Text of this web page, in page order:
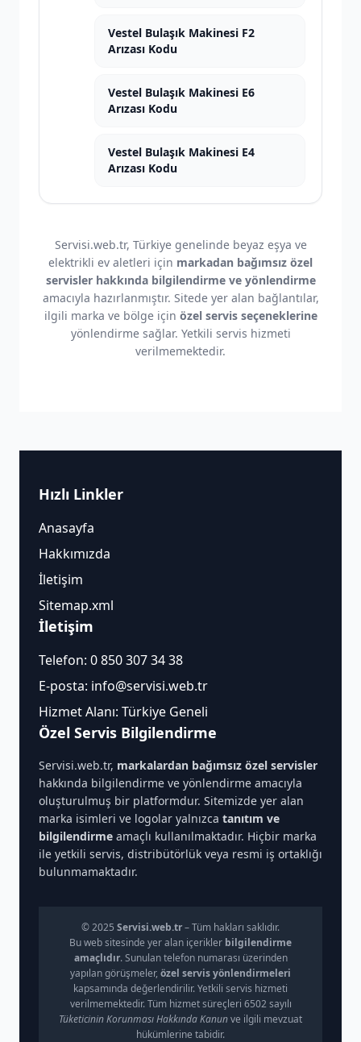
Vestel Bulaşık Makinesi F2
Arızası Kodu
Vestel Bulaşık Makinesi E6
Arızası Kodu
Vestel Bulaşık Makinesi E4
Arızası Kodu
Servisi.web.tr, Türkiye genelinde beyaz eşya ve
elektrikli ev aletleri için markadan bağımsız özel
servisler hakkında bilgilendirme ve yönlendirme
amacıyla hazırlanmıştır. Sitede yer alan bağlantılar,
ilgili marka ve bölge için özel servis seçeneklerine
yönlendirme sağlar. Yetkili servis hizmeti
verilmemektedir.
Hızlı Linkler
Anasayfa
Hakkımızda
İletişim
Sitemap.xml
İletişim
Telefon: 0 850 307 34 38
E-posta: info@servisi.web.tr
Hizmet Alanı: Türkiye Geneli
Özel Servis Bilgilendirme
Servisi.web.tr, markalardan bağımsız özel servisler
hakkında bilgilendirme ve yönlendirme amacıyla
oluşturulmuş bir platformdur. Sitemizde yer alan
marka isimleri ve logolar yalnızca tanıtım ve
bilgilendirme amaçlı kullanılmaktadır. Hiçbir marka
ile yetkili servis, distribütörlük veya resmi iş ortaklığı
bulunmamaktadır.
© 2025 Servisi.web.tr– Tüm hakları saklıdır.
Bu web sitesinde yer alan içerikler bilgilendirme
amaçlıdır. Sunulan telefon numarası üzerinden
yapılan görüşmeler, özel servis yönlendirmeleri
kapsamında değerlendirilir. Yetkili servis hizmeti
verilmemektedir. Tüm hizmet süreçleri 6502 sayılı
Tüketicinin Korunması Hakkında Kanunve ilgili mevzuat
hükümlerine tabidir.